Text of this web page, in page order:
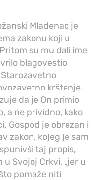
Mladenac je
zakonu koji u
su mu dali ime
blagovestio
krštenje.
da je On primio
a ne prividno, kako
Gospod je obrezan i
zakon, kojeg je sam
taj propis,
u Svojoj Crkvi, „jer u
pomaže niti